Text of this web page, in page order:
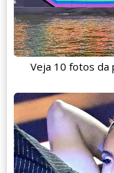
Veja 10 fotos da